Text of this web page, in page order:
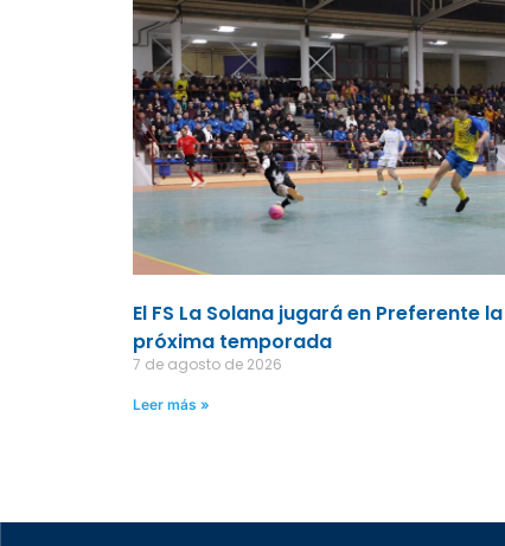
El FS La Solana jugará en Preferente la
próxima temporada
7 de agosto de 2026
Leer más »